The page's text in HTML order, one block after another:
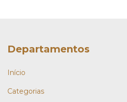
Departamentos
Início
Categorias